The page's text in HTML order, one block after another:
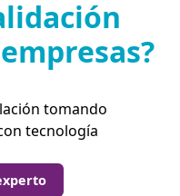
tomando
tecnología